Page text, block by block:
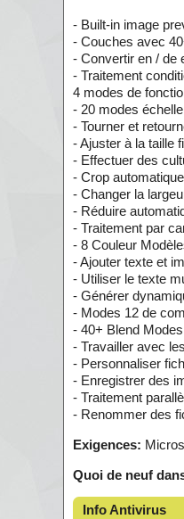
- Built-in image
- Couches avec
- Convertir en / de
- Traitement
4 modes de
- 20 modes
- Tourner et
- Ajuster à la taille
- Effectuer des
- Crop
- Changer la
- Réduire
- Traitement par
- 8 Couleur
- Ajouter texte et
- Utiliser le texte
- Générer
- Modes 12 de
- 40+ Blend
- Travailler avec
- Personnaliser
- Enregistrer des
- Traitement
- Renommer des
Exigences:
Quoi de neuf
Info Antivirus